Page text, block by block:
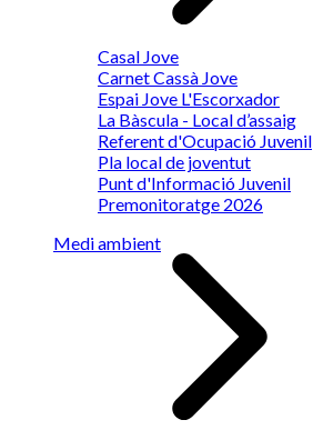
Casal Jove
Carnet Cassà Jove
Espai Jove L'Escorxador
La Bàscula - Local d’assaig
Referent d'Ocupació Juvenil
Pla local de joventut
Punt d'Informació Juvenil
Premonitoratge 2026
Medi ambient